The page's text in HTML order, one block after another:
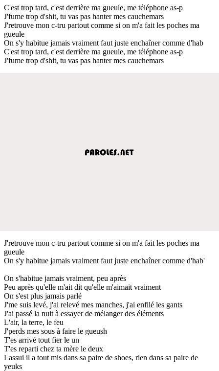
C'est trop tard, c'est derrière ma gueule, me téléphone as-p
J'fume trop d'shit, tu vas pas hanter mes cauchemars
J'retrouve mon c-tru partout comme si on m'a fait les poches ma
gueule
On s'y habitue jamais vraiment faut juste enchaîner comme d'hab
C'est trop tard, c'est derrière ma gueule, me téléphone as-p
J'fume trop d'shit, tu vas pas hanter mes cauchemars
J'retrouve mon c-tru partout comme si on m'a fait les poches ma
gueule
On s'y habitue jamais vraiment faut juste enchaîner comme d'hab'
On s'habitue jamais vraiment, peu après
Peu après qu'elle m'ait dit qu'elle m'aimait vraiment
On s'est plus jamais parlé
J'me suis levé, j'ai relevé mes manches, j'ai enfilé les gants
J'ai passé la nuit à essayer de mélanger des éléments
L'air, la terre, le feu
J'perds mes sous à faire le gueush
T'es arrivé tout fier le un
T'es reparti chez ta mère le deux
Lassui il a tout mis dans sa paire de shoes, rien dans sa paire de
yeuks